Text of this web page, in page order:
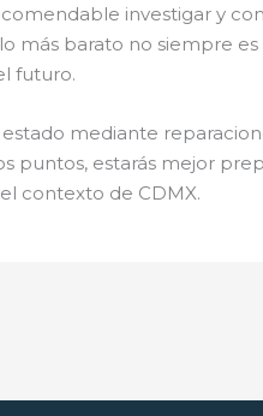
investigar y
más barato no siempre es
futuro.
mediante
puntos, estarás mejor
contexto de CDMX.